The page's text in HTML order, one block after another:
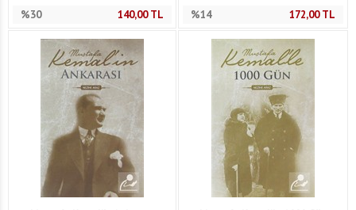
%30 140,00TL %14 172,00TL